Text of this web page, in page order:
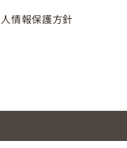
情報保護方針